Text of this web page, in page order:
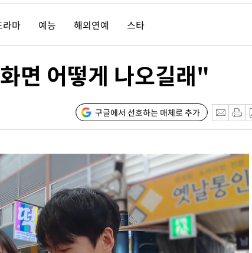
동'
대우'
뷔전
'
길"
라마 예능 해외연예 스타
면 어떻게 나오길래"
구글에서 선호하는 매체로 추가